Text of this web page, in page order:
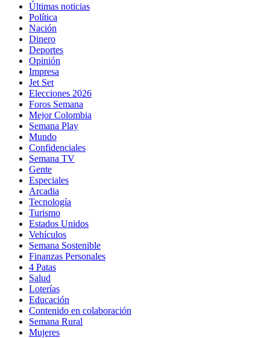
Últimas noticias
Política
Nación
Dinero
Deportes
Opinión
Impresa
Jet Set
Elecciones 2026
Foros Semana
Mejor Colombia
Semana Play
Mundo
Confidenciales
Semana TV
Gente
Especiales
Arcadia
Tecnología
Turismo
Estados Unidos
Vehículos
Semana Sostenible
Finanzas Personales
4 Patas
Salud
Loterías
Educación
Contenido en colaboración
Semana Rural
Mujeres